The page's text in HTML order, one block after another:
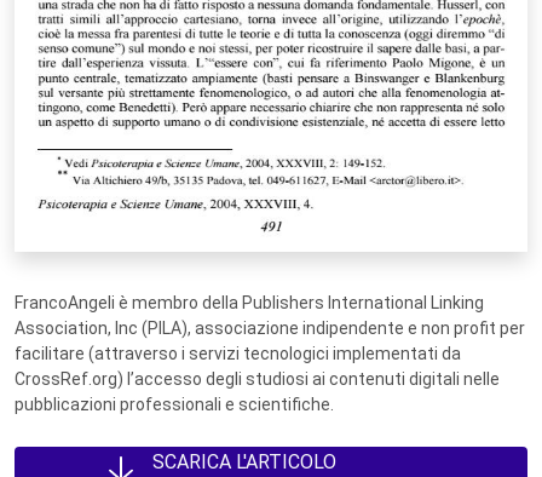
FrancoAngeli è membro della Publishers International Linking
Association, Inc (PILA), associazione indipendente e non profit per
facilitare (attraverso i servizi tecnologici implementati da
CrossRef.org) l’accesso degli studiosi ai contenuti digitali nelle
pubblicazioni professionali e scientifiche.
SCARICA L'ARTICOLO